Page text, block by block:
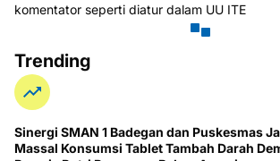
komentator seperti diatur dalam UU ITE
Trending
Sinergi SMAN 1 Badegan dan Puskesmas
Massal Konsumsi Tablet Tambah Darah